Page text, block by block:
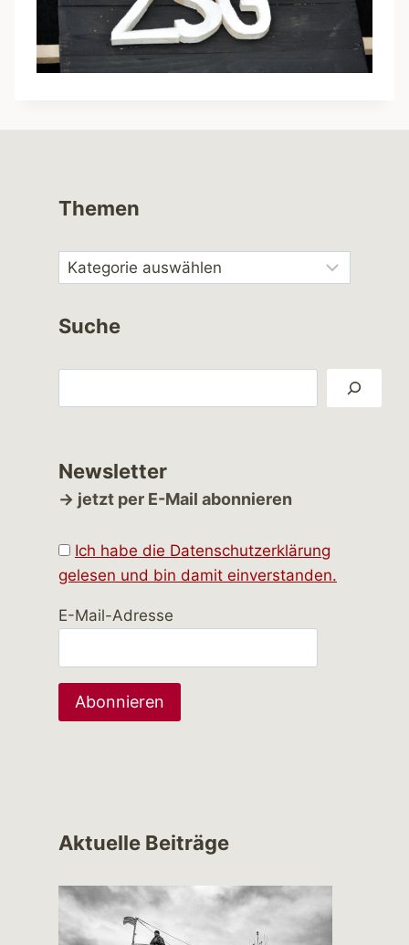
Themen
Suche
Newsletter
→ jetzt per E-Mail abonnieren
Ich habe die Datenschutzerklärung
gelesen und bin damit einverstanden.
E-Mail-Adresse
Aktuelle Beiträge